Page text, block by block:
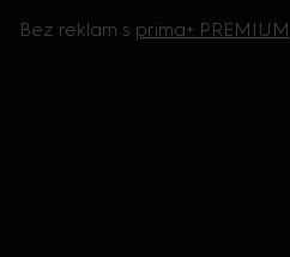
Bez reklam s prima+ PREMIUM